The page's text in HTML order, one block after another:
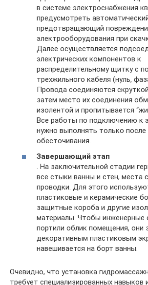
в системе электроснабжения
предусмотреть
предотвращающий
электрооборудования при
Далее осуществляется
электрических компонентов к
распределительному щитку с
трехжильного кабеля (нуль,
Провода соединяются
затем место их соединения
изолентой и пропитывается
Все работы по подключению к
нужно выполнять только после
обесточивания.
Завершающий этап
. На заключительной стадии
все стыки ванны и стен, места
проводки. Для этого
пластиковые и керамические
защитные короба и другие
материалы. Чтобы инженерные
портили облик помещения, они
декоративным пластиковым
навешивается на борт ванны.
Очевидно, что установка
требует специализированных навыков